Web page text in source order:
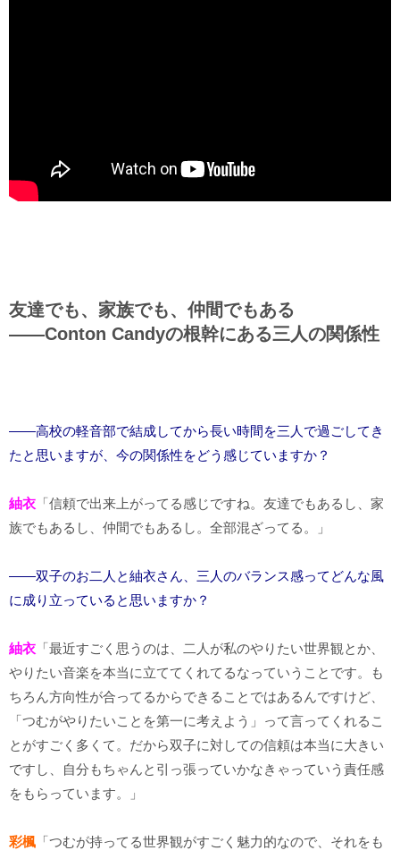
友達でも、家族でも、仲間でもある
――Conton Candyの根幹にある三人の関係性
――高校の軽音部で結成してから長い時間を三人で過ごしてき
たと思いますが、今の関係性をどう感じていますか？
紬衣 「信頼で出来上がってる感じですね。友達でもあるし、家
族でもあるし、仲間でもあるし。全部混ざってる。」
――双子のお二人と紬衣さん、三人のバランス感ってどんな風
に成り立っていると思いますか？
紬衣 「最近すごく思うのは、二人が私のやりたい世界観とか、
やりたい音楽を本当に立ててくれてるなっていうことです。も
ちろん方向性が合ってるからできることではあるんですけど、
「つむがやりたいことを第一に考えよう」って言ってくれるこ
とがすごく多くて。だから双子に対しての信頼は本当に大きい
ですし、自分もちゃんと引っ張っていかなきゃっていう責任感
をもらっています。」
彩楓 「つむが持ってる世界観がすごく魅力的なので、それをも